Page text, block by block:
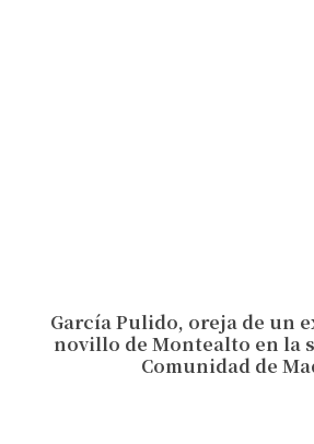
García Pulido, oreja de un
novillo de Montealto en la
Comunidad de